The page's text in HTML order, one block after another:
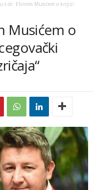
s dr. Elvirom Musićem o knjizi
Musićem o